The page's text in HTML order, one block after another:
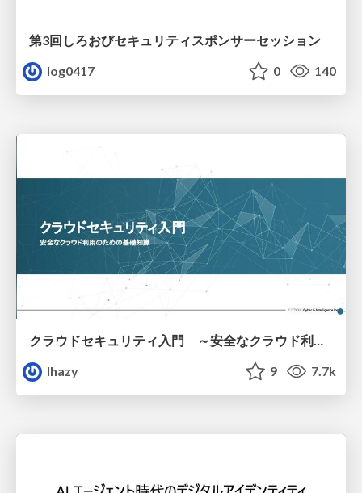
第3回しろおびセキュリティスポンサーセッション
log0417
0 140
クラウドセキュリティ入門 ～安全なクラウド利用のための基礎知識～
lhazy
9 7.7k